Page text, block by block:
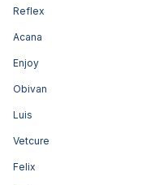
Reflex
Acana
Enjoy
Obivan
Luis
Vetcure
Felix